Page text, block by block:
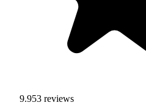
9.953 reviews